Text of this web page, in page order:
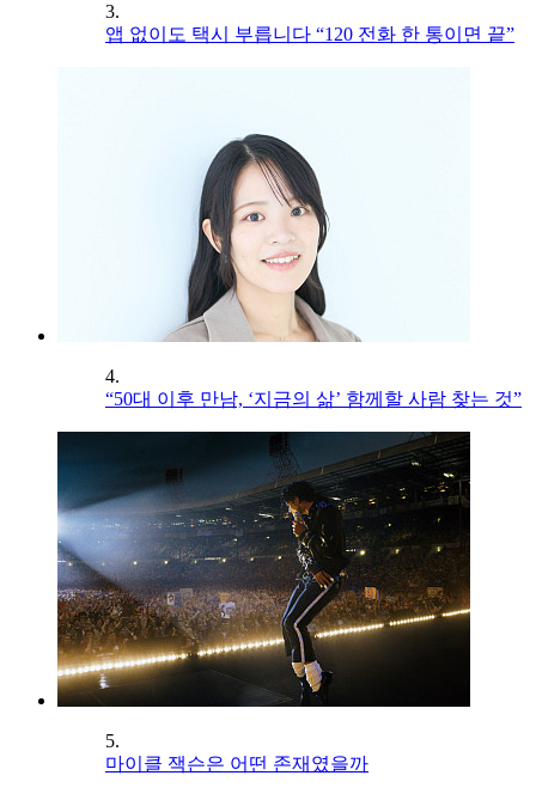
3.
앱 없이도 택시 부릅니다 “120 전화 한 통이면 끝”
4.
“50대 이후 만남, ‘지금의 삶’ 함께할 사람 찾는 것”
5.
마이클 잭슨은 어떤 존재였을까